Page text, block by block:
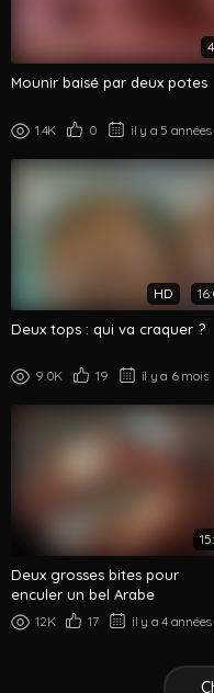
Mounir baisé par deux potes
1.4K 0 il y a 5 années
HD
Deux tops : qui va craquer ?
9.0K 19 il y a 6 mois
Deux grosses bites pour
enculer un bel Arabe
12K 17 il y a 4 années